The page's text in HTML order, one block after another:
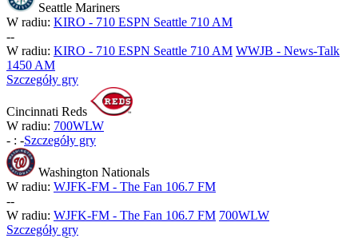
Seattle Mariners
W radiu: KIRO - 710 ESPN Seattle 710 AM
--
W radiu: KIRO - 710 ESPN Seattle 710 AM WWJB - News-Talk
1450 AM
Szczegóły gry
Cincinnati Reds
W radiu: 700WLW
- : -Szczegóły gry
Washington Nationals
W radiu: WJFK-FM - The Fan 106.7 FM
--
W radiu: WJFK-FM - The Fan 106.7 FM 700WLW
Szczegóły gry